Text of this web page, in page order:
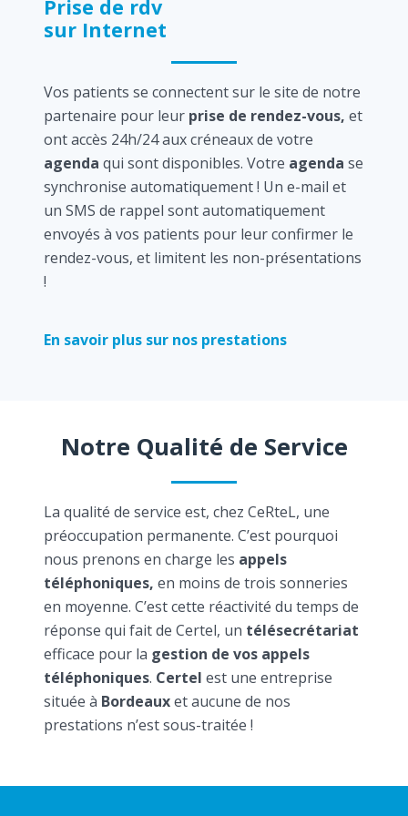
Prise de rdv
sur Internet
Vos patients se connectent sur le site de notre
partenaire pour leur prise de rendez-vous, et
ont accès 24h/24 aux créneaux de votre
agenda qui sont disponibles. Votre agenda se
synchronise automatiquement ! Un e-mail et
un SMS de rappel sont automatiquement
envoyés à vos patients pour leur confirmer le
rendez-vous, et limitent les non-présentations
!
En savoir plus sur nos prestations
Notre Qualité de Service
La qualité de service est, chez CeRteL, une
préoccupation permanente. C’est pourquoi
nous prenons en charge les appels
téléphoniques, en moins de trois sonneries
en moyenne. C’est cette réactivité du temps de
réponse qui fait de Certel, un télésecrétariat
efficace pour la gestion de vos appels
téléphoniques. Certel est une entreprise
située à Bordeauxet aucune de nos
prestations n’est sous-traitée !